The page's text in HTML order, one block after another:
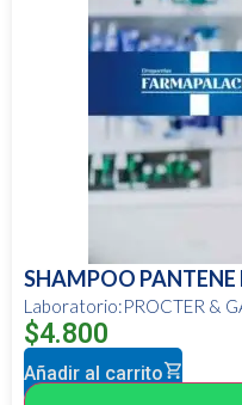
SHAMPOO
Laboratorio:PROCTER &
$4.800
Añadir al carrito